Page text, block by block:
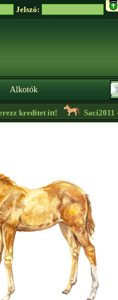
Jelszó:
Alkotók
kreditet itt! Saci2011-